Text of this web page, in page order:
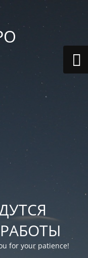
for your patience!